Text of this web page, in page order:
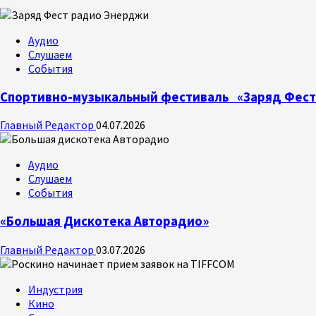
Аудио
Слушаем
События
Спортивно-музыкальный фестиваль «Заряд
Главный Редактор 04.07.2026
Аудио
Слушаем
События
«Большая Дискотека Авторадио»
Главный Редактор 03.07.2026
Индустрия
Кино